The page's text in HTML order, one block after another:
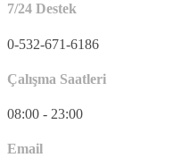
7/24 Destek
0-532-671-6186
Çalışma Saatleri
08:00 - 23:00
Email